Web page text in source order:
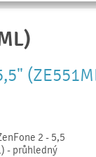
2 - 5,5
- průhledný